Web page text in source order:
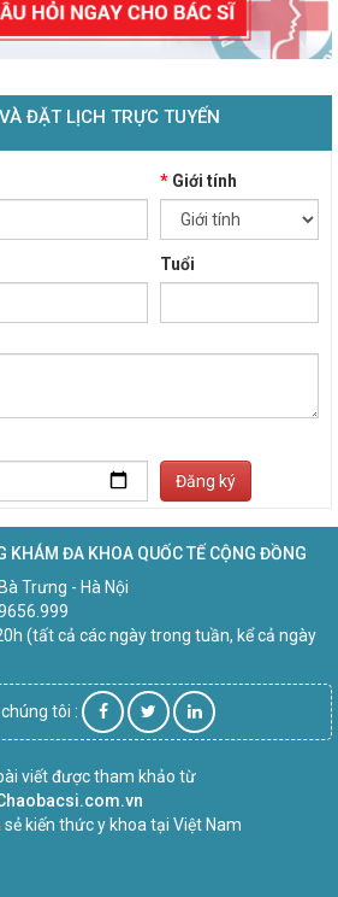
ĐẶT LỊCH TRỰC TUYẾN
*Giới tính
Tuổi
Đăng ký
KHÁM ĐA KHOA QUỐC TẾ CỘNG ĐỒNG
Trưng - Hà Nội
(tất cả các ngày trong tuần, kể cả ngày
tôi :
viết được tham khảo từ
sẻ kiến thức y khoa tại Việt Nam